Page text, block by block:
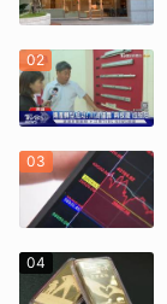
02
03
04